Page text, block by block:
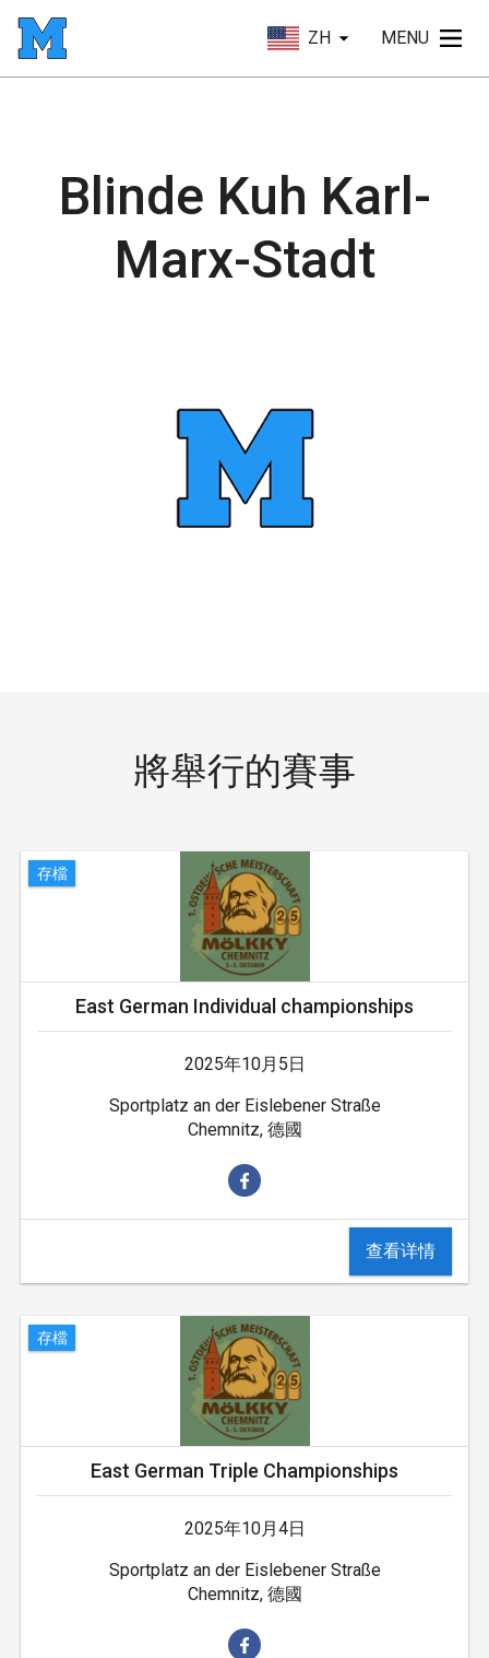
ZH MENU
Blinde Kuh Karl-
Marx-Stadt
將舉行的賽事
存檔
East German Individual championships
2025年10月5日
Sportplatz an der Eislebener Straße
Chemnitz, 德國
查看详情
存檔
East German Triple Championships
2025年10月4日
Sportplatz an der Eislebener Straße
Chemnitz, 德國